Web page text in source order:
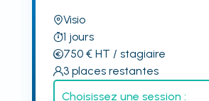
Visio
1 jours
750€ HT / stagiaire
3 places restantes
Choisissez une session :